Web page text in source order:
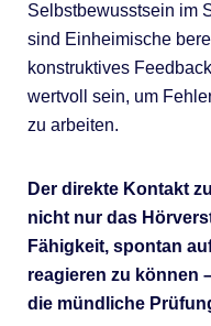
Selbstbewusstsein im
sind Einheimische
konstruktives
wertvoll sein, um
zu arbeiten.
Der direkte Kontakt
nicht nur das
Fähigkeit, spontan
reagieren zu können
die mündliche